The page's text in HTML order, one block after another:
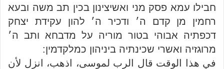
חבילו עמא פסק מני ואשיצינון בכין תב משה ובעא
רחמין מן קדם ה׳ ודכיר ה׳ להון עקידת יצחק
דכפתיה אבוהי בטור מוריה על מדבחא ותב ה׳
מרוגזיה ואשרי שכינתיה ביניהון כמלקדמין:
في هذا الوقت قال الرب لموسى، اذهب، انزل لأن